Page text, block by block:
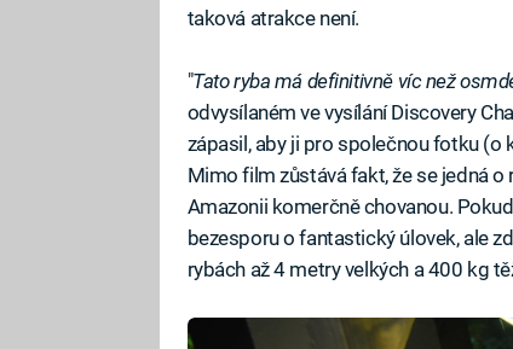
taková atrakce není.
"Tato ryba má definitivně víc než
odvysílaném ve vysílání Discovery
zápasil, aby ji pro společnou fotku (o
Mimo film zůstává fakt, že se jedná
Amazonii komerčně chovanou.
bezesporu o fantastický úlovek, ale
rybách až 4 metry velkých a 400 kg